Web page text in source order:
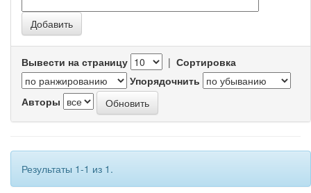
Вывести на страницу | Сортировка
Упорядочнить
Авторы
Результаты 1-1 из 1.